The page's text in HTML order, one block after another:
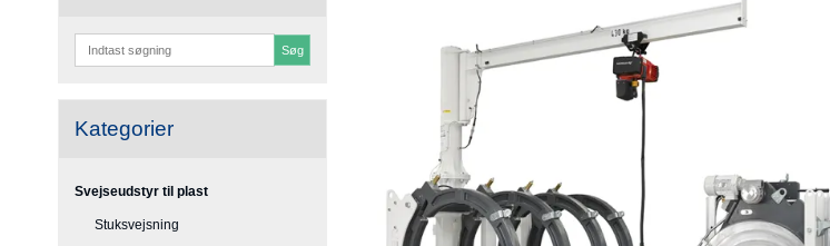
Søg
Kategorier
Svejseudstyr til plast
Stuksvejsning